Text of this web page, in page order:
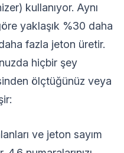
kullanıyor. Aynı
yaklaşık %30 daha
fazla jeton üretir.
hiçbir şey
ölçtüğünüz veya
ve jeton sayım